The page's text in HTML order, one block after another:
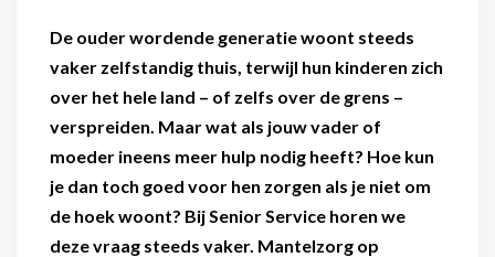
De ouder wordende generatie woont steeds
vaker zelfstandig thuis, terwijl hun kinderen zich
over het hele land – of zelfs over de grens –
verspreiden. Maar wat als jouw vader of
moeder ineens meer hulp nodig heeft? Hoe kun
je dan toch goed voor hen zorgen als je niet om
de hoek woont? Bij Senior Service horen we
deze vraag steeds vaker. Mantelzorg op